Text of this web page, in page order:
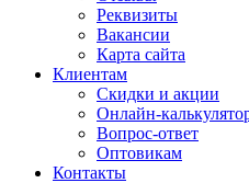
Реквизиты
Вакансии
Карта сайта
Клиентам
Скидки и акции
Онлайн-
Вопрос-ответ
Оптовикам
Контакты